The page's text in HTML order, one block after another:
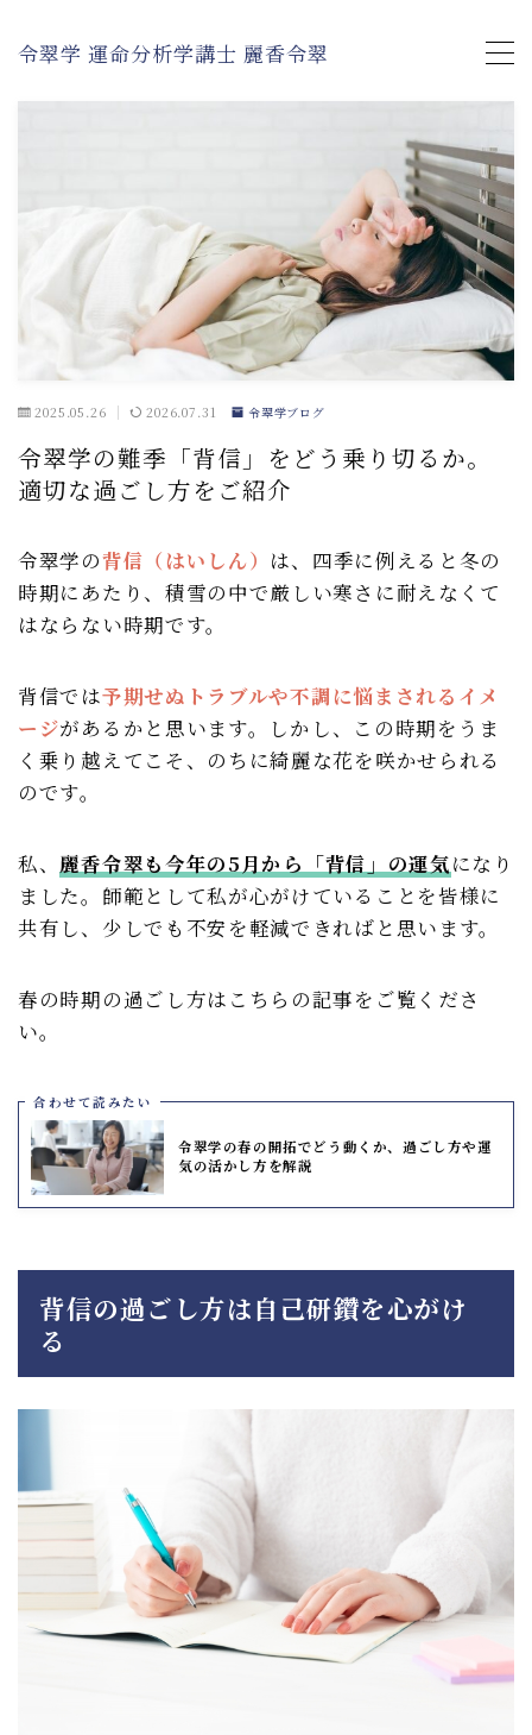
令翠学 運命分析学講士 麗香令翠
鑑定コース・料金
セミナー・講習
令翠学ブログ
事例｜麗香令翠プロデュース
2025.05.26 2026.07.31 令翠学ブログ
令翠学の難季「背信」をどう乗り切るか。
適切な過ごし方をご紹介
令翠学の背信（はいしん） は、四季に例えると冬の
時期にあたり、積雪の中で厳しい寒さに耐えなくて
はならない時期です。
背信では予期せぬトラブルや不調に悩まされるイメ
ージがあるかと思います。しかし、この時期をうま
く乗り越えてこそ、のちに綺麗な花を咲かせられる
のです。
私、 麗香令翠も今年の5月から「背信」の運気になり
ました。師範として私が心がけていることを皆様に
共有し、少しでも不安を軽減できればと思います。
春の時期の過ごし方はこちらの記事をご覧くださ
い。
合わせて読みたい
令翠学の春の開拓でどう動くか、過ごし方や運
気の活かし方を解説
背信の過ごし方は自己研鑽を心がけ
る